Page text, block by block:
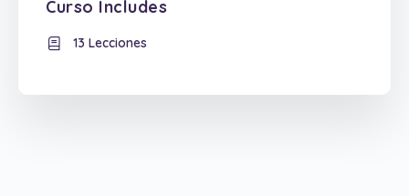
Curso Includes
13 Lecciones